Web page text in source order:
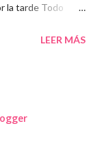
la tarde Todo
que tenemos que
hasta con
LEER MÁS